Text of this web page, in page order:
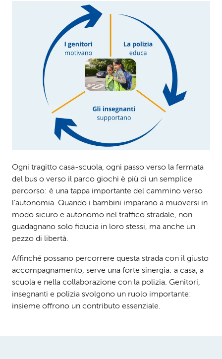
Ogni tragitto casa-scuola, ogni passo verso la fermata
del bus o verso il parco giochi è più di un semplice
percorso: è una tappa importante del cammino verso
l’autonomia. Quando i bambini imparano a muoversi in
modo sicuro e autonomo nel traffico stradale, non
guadagnano solo fiducia in loro stessi, ma anche un
pezzo di libertà.
Affinché possano percorrere questa strada con il giusto
accompagnamento, serve una forte sinergia: a casa, a
scuola e nella collaborazione con la polizia. Genitori,
insegnanti e polizia svolgono un ruolo importante:
insieme offrono un contributo essenziale.